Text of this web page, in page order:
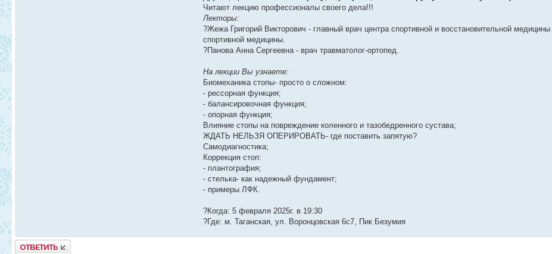
Читают лекцию профессионалы своего дела!!!
Лекторы:
?Жежа Григорий Викторович - главный врач центра спортивной и восстановительной
спортивной медицины.
?Панова Анна Сергеевна - врач травматолог-ортопед.
На лекции Вы узнаете:
Биомеханика стопы- просто о сложном:
- рессорная функция;
- балансировочная функция;
- опорная функция;
Влияние стопы на повреждение коленного и тазобедренного сустава;
ЖДАТЬ НЕЛЬЗЯ ОПЕРИРОВАТЬ- где поставить запятую?
Самодиагностика;
Коррекция стоп:
- плантография;
- стелька- как надежный фундамент;
- примеры ЛФК.
?️Когда: 5 февраля 2025г. в 19:30
?Где: м. Таганская, ул. Воронцовская 6с7, Пик Безумия
Ответить